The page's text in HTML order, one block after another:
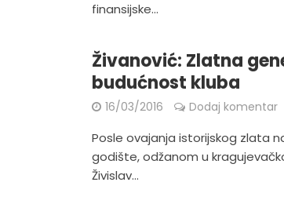
finansijske...
Živanović: Zlatna
budućnost kluba
16/03/2016 Dodaj komentar
Posle ovajanja istorijskog zlata
godište, odžanom u
Živislav...